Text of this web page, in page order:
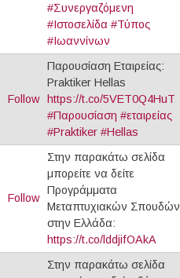
#Συνεργαζόμενη
#Ιστοσελίδα #Τύπος
#Ιωαννίνων
Follow
Παρουσίαση Εταιρείας:
Praktiker Hellas
https://t.co/5VET0Q4HuT
#Παρουσίαση #εταιρείας
#Praktiker #Hellas
Follow
Στην παρακάτω σελίδα
μπορείτε να δείτε
Προγράμματα
Μεταπτυχιακών Σπουδών
στην Ελλάδα:
https://t.co/lddjifOAkA
Στην παρακάτω σελίδα